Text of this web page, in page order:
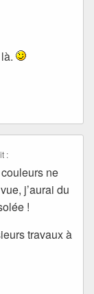
:
ne
j’aurai du
!
travaux à